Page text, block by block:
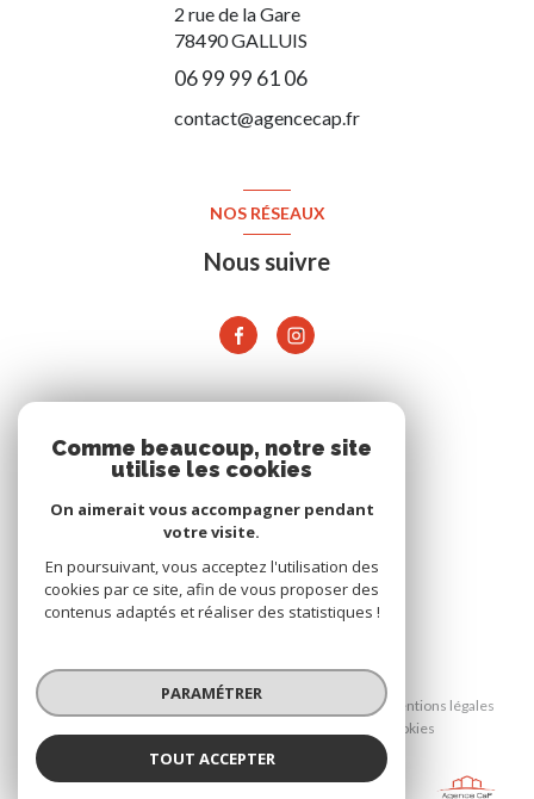
AGENCE CAP
2 rue de la Gare
78490GALLUIS
06 99 99 61 06
contact@agencecap.fr
NOS RÉSEAUX
Nous suivre
© 2026 | Tous droits réservés
Nos honoraires
Nos partenaires
Mentions légales
Cookies
Réalisé par :
Comme beaucoup, notre site
utilise les cookies
On aimerait vous accompagner pendant
votre visite.
En poursuivant, vous acceptez l'utilisation des
cookies par ce site, afin de vous proposer des
contenus adaptés et réaliser des statistiques !
PARAMÉTRER
TOUT ACCEPTER